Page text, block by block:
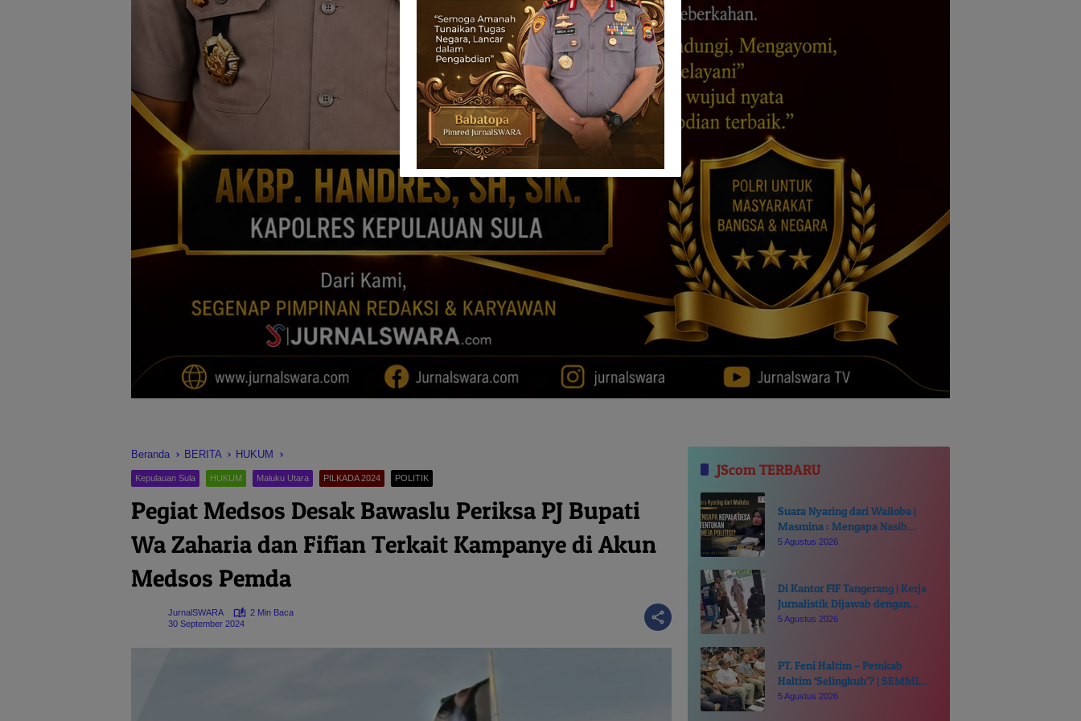
Beranda BERITA HUKUM
Kepulauan Sula HUKUM Maluku Utara PILKADA 2024 POLITIK
Pegiat Medsos Desak Bawaslu Periksa PJ Bupati
Wa Zaharia dan Fifian Terkait Kampanye di Akun
Medsos Pemda
JurnalSWARA
2 Min Baca
30 September 2024
JScom TERBARU
Suara Nyaring dari Wailoba |
Masmina : Mengapa Nasib
Kades Desa Ditentukan di Meja
5 Agustus 2026
Di Kantor FIF Tangerang | Kerja
Jurnalistik Dijawab dengan
Intimidasi dan Cakaran
5 Agustus 2026
PT. Feni Haltim – Pemkab
Haltim ‘Selingkuh’? | SEMMI
MALUT Ancam Polisikan Sekda
5 Agustus 2026